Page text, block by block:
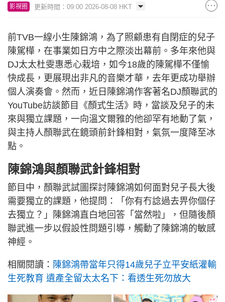
影視圈 更新時間：09:00 2026-08-08 HKT
前TVB一線小生陳錦鴻，為了照顧患有自閉症的兒子
陳駕樺，在事業如日方中之際淡出幕前。多年來他與
DJ太太杜雯惠悉心栽培，如今18歲的陳駕樺不僅愉
快成長，更展現出非凡的音樂才華，去年更成功舉辦
個人演奏會。然而，近日陳錦鴻作客著名DJ顏聯武的
YouTube訪談節目《顏式生活》時，當談及兒子的未
來與獨立課題，一向溫文爾雅的他卻罕有地動了氣，
與主持人顏聯武在鏡頭前針鋒相對，氣氛一度降至冰
點。
陳錦鴻與顏聯武針鋒相對
節目中，顏聯武試圖探討陳錦鴻如何面對兒子長大後
需要獨立的課題，他提問：「你有冇諗過去畀你個仔
去獨立？」陳錦鴻直白地回答「當然啦」，但隨後顏
聯武進一步以假設性問題引導，觸動了陳錦鴻的敏感
神經。
相關閱讀： 陳錦鴻帶當年只得14歲兒子立平安紙灌輸
生死教育 遺產全留太太名下：看透生死勿放大